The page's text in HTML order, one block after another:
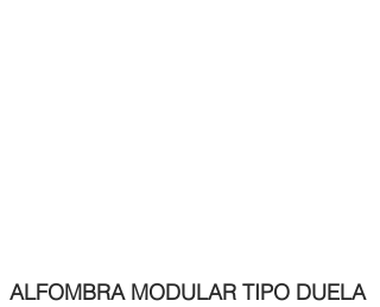
ALFOMBRA MODULAR TIPO DUELA